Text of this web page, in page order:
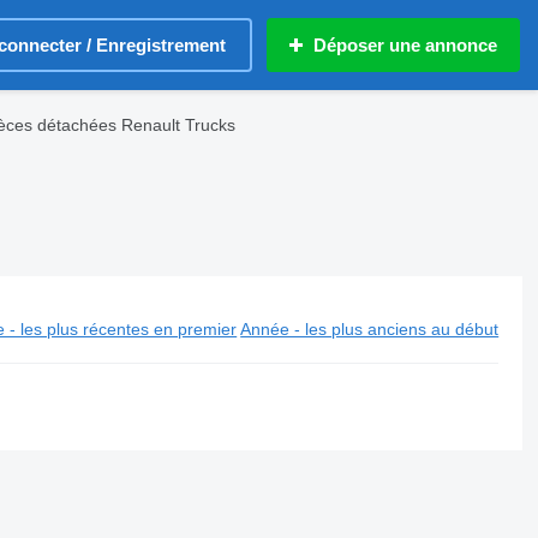
/ Enregistrement Déposer une annonce
détachées Renault Trucks
- les plus récentes en premier Année - les plus anciens au début